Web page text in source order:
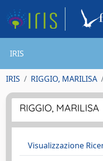
IRIS
IRIS RIGGIO, MARILISA
RIGGIO, MARILISA
Visualizzazione